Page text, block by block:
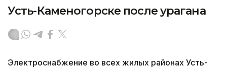
Усть-Каменогорске после урагана
Электроснабжение во всех жилых районах Усть-